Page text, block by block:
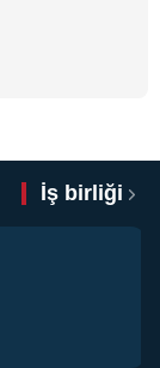
İş birliği